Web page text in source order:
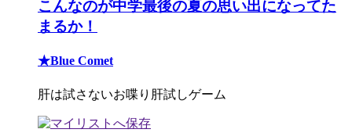
こんなのが中学最後の夏の思い出になってた
まるか！
★Blue Comet
肝は試さないお喋り肝試しゲーム